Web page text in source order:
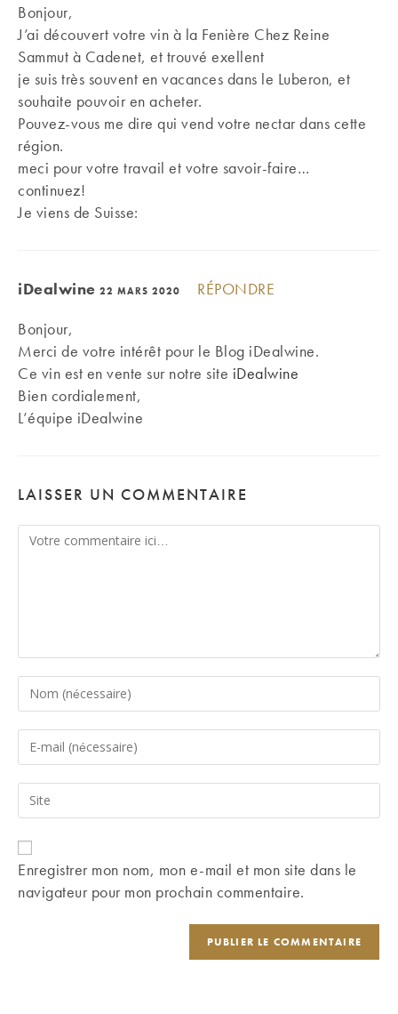
Bonjour,
J’ai découvert votre vin à la Fenière Chez Reine
Sammut à Cadenet, et trouvé exellent
je suis très souvent en vacances dans le Luberon, et
souhaite pouvoir en acheter.
Pouvez-vous me dire qui vend votre nectar dans cette
région.
meci pour votre travail et votre savoir-faire…
continuez!
Je viens de Suisse:
iDealwine 22 MARS 2020
RÉPONDRE
Bonjour,
Merci de votre intérêt pour le Blog iDealwine.
Ce vin est en vente sur notre site iDealwine
Bien cordialement,
L’équipe iDealwine
LAISSER UN COMMENTAIRE
Comment
Enter
your
name
comment
Enter
your
email
address
comment
Saisir
l’URL
de
votre
(facultatif)
Enregistrer mon nom, mon e-mail et mon site dans le
navigateur pour mon prochain commentaire.